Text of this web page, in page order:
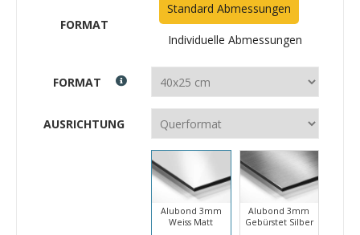
FORMAT
Standard Abmessungen
Individuelle Abmessungen
FORMAT
AUSRICHTUNG
Alubond 3mm
Weiss Matt
Alubond 3mm
Gebürstet Silber